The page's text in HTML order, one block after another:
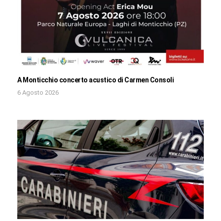
A Monticchio concerto acustico di Carmen Consoli
6 Agosto 2026